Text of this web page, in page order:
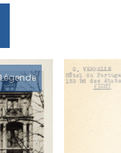
Légende